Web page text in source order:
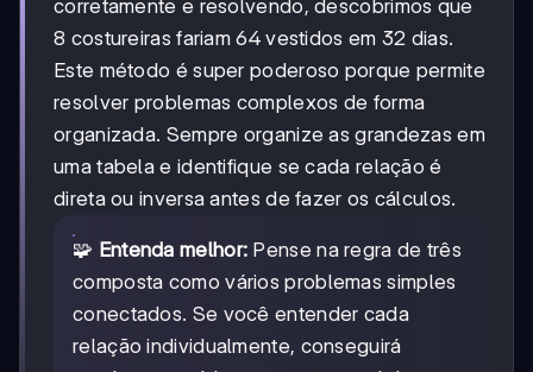
corretamente e resolvendo, descobrimos que
8 costureiras fariam 64 vestidos em 32 dias.
Este método é super poderoso porque permite
resolver problemas complexos de forma
organizada. Sempre organize as grandezas em
uma tabela e identifique se cada relação é
direta ou inversa antes de fazer os cálculos.
🧩 Entenda melhor: Pense na regra de três
composta como vários problemas simples
conectados. Se você entender cada
relação individualmente, conseguirá